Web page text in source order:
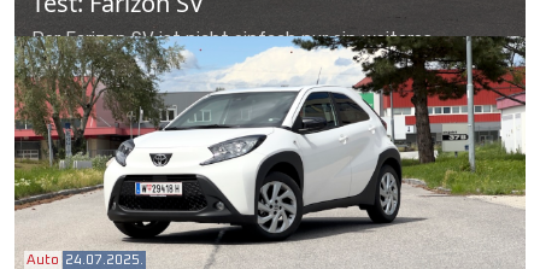
Der Farizon SV ist nicht einfach nur ein weiteres
Nutzfahrzeug aus China, er überzeugt mit Drive-by-Wire-
Technologie, unglaublicher Vielfalt bei Aufbau und Akku
sowie so manchem Feature.
Auto 24.07.2025.